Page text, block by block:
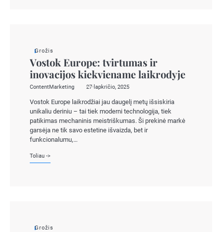
Grožis
Vostok Europe: tvirtumas ir
inovacijos kiekviename laikrodyje
ContentMarketing 27 lapkričio, 2025
Vostok Europe laikrodžiai jau daugelį metų išsiskiria
unikaliu deriniu – tai tiek moderni technologija, tiek
patikimas mechaninis meistriškumas. Ši prekinė markė
garsėja ne tik savo estetine išvaizda, bet ir
funkcionalumu,…
Toliau ->
Grožis